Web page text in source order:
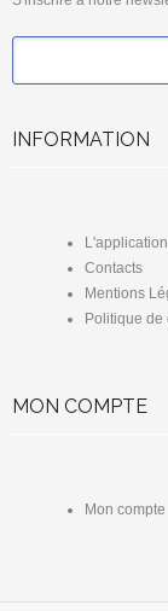
INFORMATION
Contacts
Mentions
Politique de
MON COMPTE
Mon compte